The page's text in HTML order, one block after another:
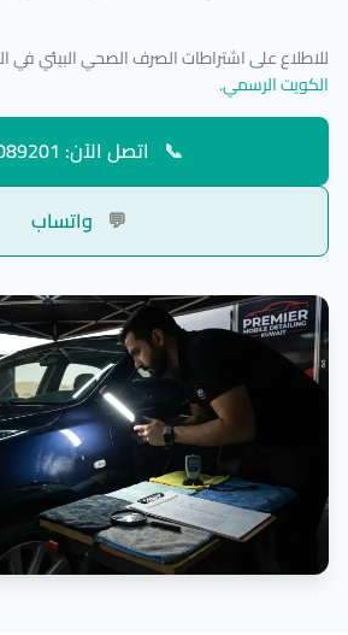
للاطلاع على اشتراطات الصرف الصحي البيئي في
الكويت الرسمي.
📞 اتصل الآن: 65089201
💬 واتساب